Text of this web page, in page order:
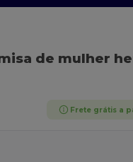
de mulher
Frete grátis a